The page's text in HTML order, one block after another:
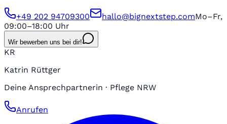
+49 202 94709300 hallo@bignextstep.comMo–Fr,
09:00–18:00 Uhr
Wir bewerben uns bei dir!
KR
Katrin Rüttger
Deine Ansprechpartnerin · Pflege NRW
Anrufen